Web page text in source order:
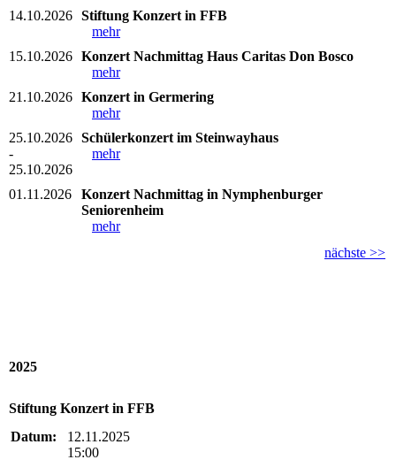
14.10.2026 Stiftung Konzert in FFB
mehr
15.10.2026 Konzert Nachmittag Haus Caritas Don Bosco
mehr
21.10.2026 Konzert in Germering
mehr
25.10.2026
-
25.10.2026
Schülerkonzert im Steinwayhaus
mehr
01.11.2026
Konzert Nachmittag in Nymphenburger
Seniorenheim
mehr
nächste >>
2025
Stiftung Konzert in FFB
Datum:
12.11.2025
15:00